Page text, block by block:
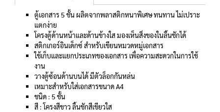
ตู้เอกสาร 5 ชั้น ผลิตจากพลาสติกหนาพิเศษ ทนทาน ไม่เปราะ
แตกง่าย
โครงตู้ด้านหน้าและด้านข้างใส มองเห็นสิ่งของในลิ้นชักได้
สติกเกอร์อินเด็กซ์ สำหรับเขียนหมวดหมู่เอกสาร
ใช้เก็บและแยกประเภทของเอกสาร เพื่อความสะดวกในการใช้
งาน
วางตู้ซ้อนด้านบนได้ มีตัวล็อกกันหล่น
เหมาะสำหรับใส่เอกสารขนาด A4
ชนิด : 5 ชั้น
สี : โครงสีขาว ลิ้นชักสีเขียวใส